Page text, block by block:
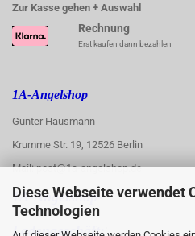
Diese Webseite verwendet
Technologien
Zur Kasse gehen + Auswahl
Rechnung
Erst kaufen dann bezahlen
1A-Angelshop
Gunter Hausmann
Krumme Str. 19, 12526 Berlin
Mail: post@1a-angelshop.de
1A-Angelshop-
Ladengeschäft::